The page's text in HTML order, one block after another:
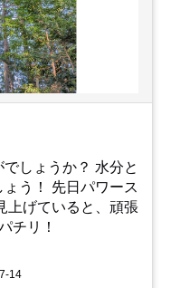
しょうか？ 水分と
う！ 先日パワース
上げていると、頑張
チリ！
14